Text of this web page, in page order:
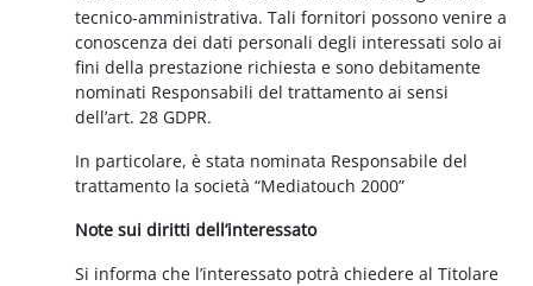
tecnico-amministrativa. Tali fornitori possono venire a
conoscenza dei dati personali degli interessati solo ai
fini della prestazione richiesta e sono debitamente
nominati Responsabili del trattamento ai sensi
dell’art. 28 GDPR.
In particolare, è stata nominata Responsabile del
trattamento la società “Mediatouch 2000”
Note sui diritti dell’interessato
Si informa che l’interessato potrà chiedere al Titolare